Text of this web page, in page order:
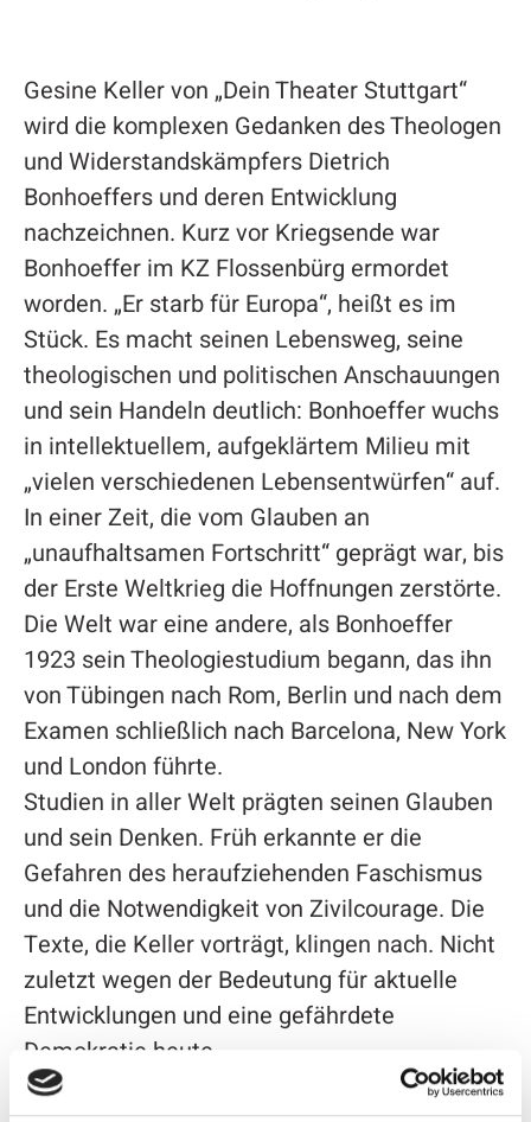
Gesine Keller von „Dein Theater Stuttgart“
wird die komplexen Gedanken des Theologen
und Widerstandskämpfers Dietrich
Bonhoeffers und deren Entwicklung
nachzeichnen. Kurz vor Kriegsende war
Bonhoeffer im KZ Flossenbürg ermordet
worden. „Er starb für Europa“, heißt es im
Stück. Es macht seinen Lebensweg, seine
theologischen und politischen Anschauungen
und sein Handeln deutlich: Bonhoeffer wuchs
in intellektuellem, aufgeklärtem Milieu mit
„vielen verschiedenen Lebensentwürfen“ auf.
In einer Zeit, die vom Glauben an
„unaufhaltsamen Fortschritt“ geprägt war, bis
der Erste Weltkrieg die Hoffnungen zerstörte.
Die Welt war eine andere, als Bonhoeffer
1923 sein Theologiestudium begann, das ihn
von Tübingen nach Rom, Berlin und nach dem
Examen schließlich nach Barcelona, New York
und London führte.
Studien in aller Welt prägten seinen Glauben
und sein Denken. Früh erkannte er die
Gefahren des heraufziehenden Faschismus
und die Notwendigkeit von Zivilcourage. Die
Texte, die Keller vorträgt, klingen nach. Nicht
zuletzt wegen der Bedeutung für aktuelle
Entwicklungen und eine gefährdete
Demokratie heute.